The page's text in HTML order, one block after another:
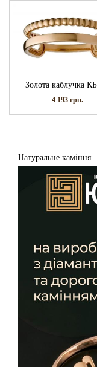
Золота каблучка
4 193 грн.
Натуральне каміння